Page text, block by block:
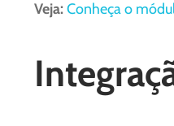
Veja:Conheça o